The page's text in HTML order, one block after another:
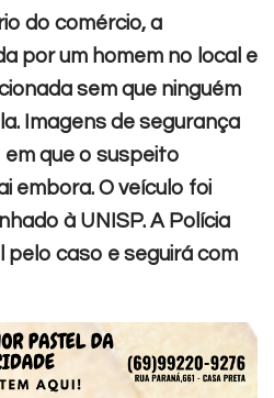
do comércio, a
por um homem no local e
sem que ninguém
Imagens de segurança
que o suspeito
embora. O veículo foi
à UNISP. A Polícia
pelo caso e seguirá com